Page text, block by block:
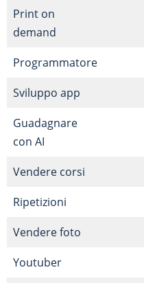
Print on
demand
Programmatore
Sviluppo app
Guadagnare
con AI
Vendere corsi
Ripetizioni
Vendere foto
Youtuber